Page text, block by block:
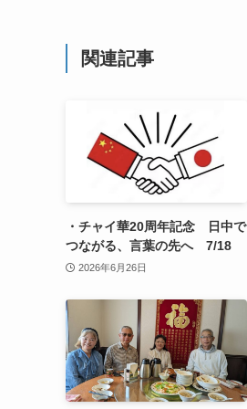
関連記事
・チャイ華20周年記念 日中で
つながる、言葉の先へ 7/18
2026年6月26日